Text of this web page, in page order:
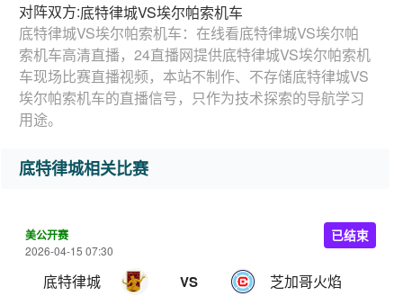
对阵双方:底特律城VS埃尔帕索机车
底特律城VS埃尔帕索机车：在线看底特律城VS埃尔帕
索机车高清直播，24直播网提供底特律城VS埃尔帕索机
车现场比赛直播视频，本站不制作、不存储底特律城VS
埃尔帕索机车的直播信号，只作为技术探索的导航学习
用途。
底特律城相关比赛
美公开赛
2026-04-15 07:30
底特律城 VS 芝加哥火焰
已结束